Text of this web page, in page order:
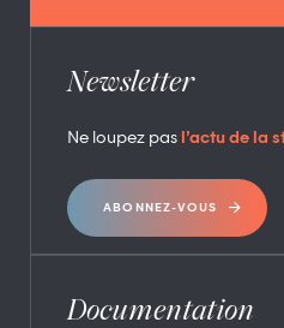
Newsletter
Ne loupez pas l’actu de la
ABONNEZ-VOUS
Documentation